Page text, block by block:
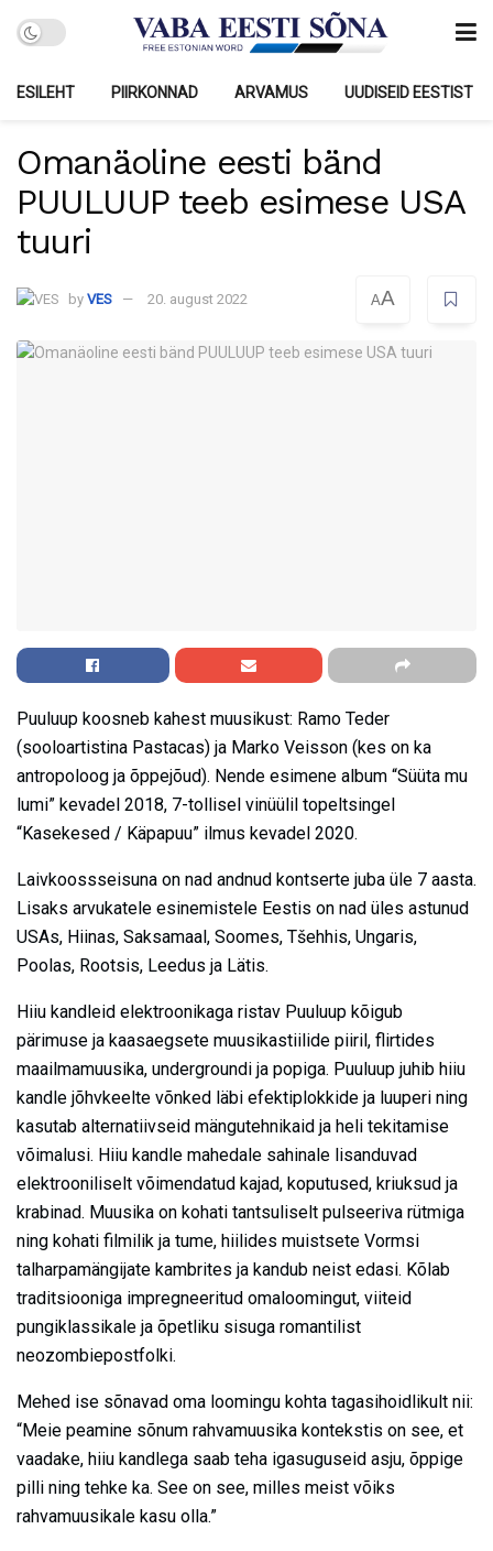
ESILEHT PIIRKONNAD ARVAMUS UUDISEID EESTIST
Omanäoline eesti bänd
PUULUUP teeb esimese USA
tuuri
by VES 20. august 2022 AA
Puuluup koosneb kahest muusikust: Ramo Teder
(sooloartistina Pastacas) ja Marko Veisson (kes on ka
antropoloog ja õppejõud). Nende esimene album “Süüta mu
lumi” kevadel 2018, 7-tollisel vinüülil topeltsingel
“Kasekesed / Käpapuu” ilmus kevadel 2020.
Laivkoossseisuna on nad andnud kontserte juba üle 7 aasta.
Lisaks arvukatele esinemistele Eestis on nad üles astunud
USAs, Hiinas, Saksamaal, Soomes, Tšehhis, Ungaris,
Poolas, Rootsis, Leedus ja Lätis.
Hiiu kandleid elektroonikaga ristav Puuluup kõigub
pärimuse ja kaasaegsete muusikastiilide piiril, flirtides
maailmamuusika, undergroundi ja popiga. Puuluup juhib hiiu
kandle jõhvkeelte võnked läbi efektiplokkide ja luuperi ning
kasutab alternatiivseid mängutehnikaid ja heli tekitamise
võimalusi. Hiiu kandle mahedale sahinale lisanduvad
elektrooniliselt võimendatud kajad, koputused, kriuksud ja
krabinad. Muusika on kohati tantsuliselt pulseeriva rütmiga
ning kohati filmilik ja tume, hiilides muistsete Vormsi
talharpamängijate kambrites ja kandub neist edasi. Kõlab
traditsiooniga impregneeritud omaloomingut, viiteid
pungiklassikale ja õpetliku sisuga romantilist
neozombiepostfolki.
Mehed ise sõnavad oma loomingu kohta tagasihoidlikult nii:
“Meie peamine sõnum rahvamuusika kontekstis on see, et
vaadake, hiiu kandlega saab teha igasuguseid asju, õppige
pilli ning tehke ka. See on see, milles meist võiks
rahvamuusikale kasu olla.”